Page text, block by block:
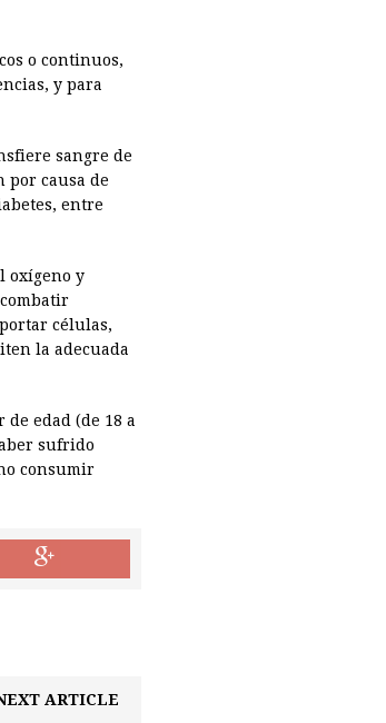
o continuos,
y para
sangre de
por causa de
entre
oxígeno y
células,
la adecuada
edad (de 18 a
sufrido
consumir
ARTICLE